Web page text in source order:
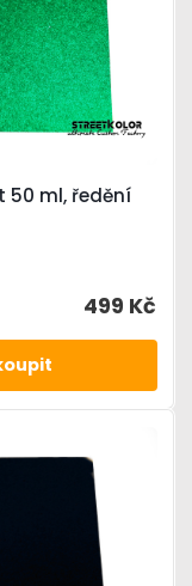
50 ml, ředění
499 Kč